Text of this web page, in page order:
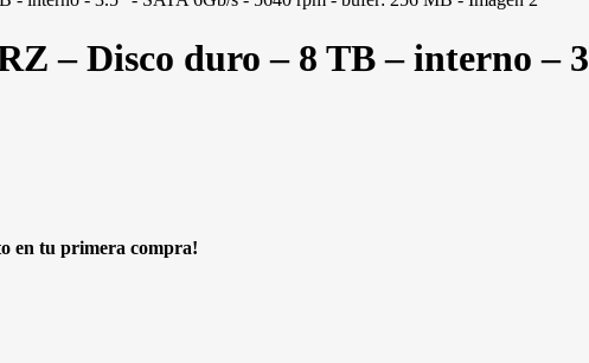
– Disco duro – 8 TB – interno –
en tu primera compra!